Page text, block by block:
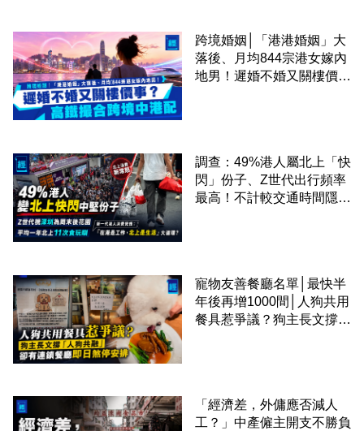
跨境婚姻│「港港婚姻」大
落後、月均844宗港女嫁內
地男！遲婚不婚又關樓價
調查：49%港人屬北上「快
閃」份子、Z世代出行頻率
最高！不計較交通時間隱形
寵物友善餐廳名單│最快半
年後再增1000間│人狗共用
餐具惹爭議？狗主長文撐
「經濟差，外傭應否減人
工？」中產僱主開支不勝負